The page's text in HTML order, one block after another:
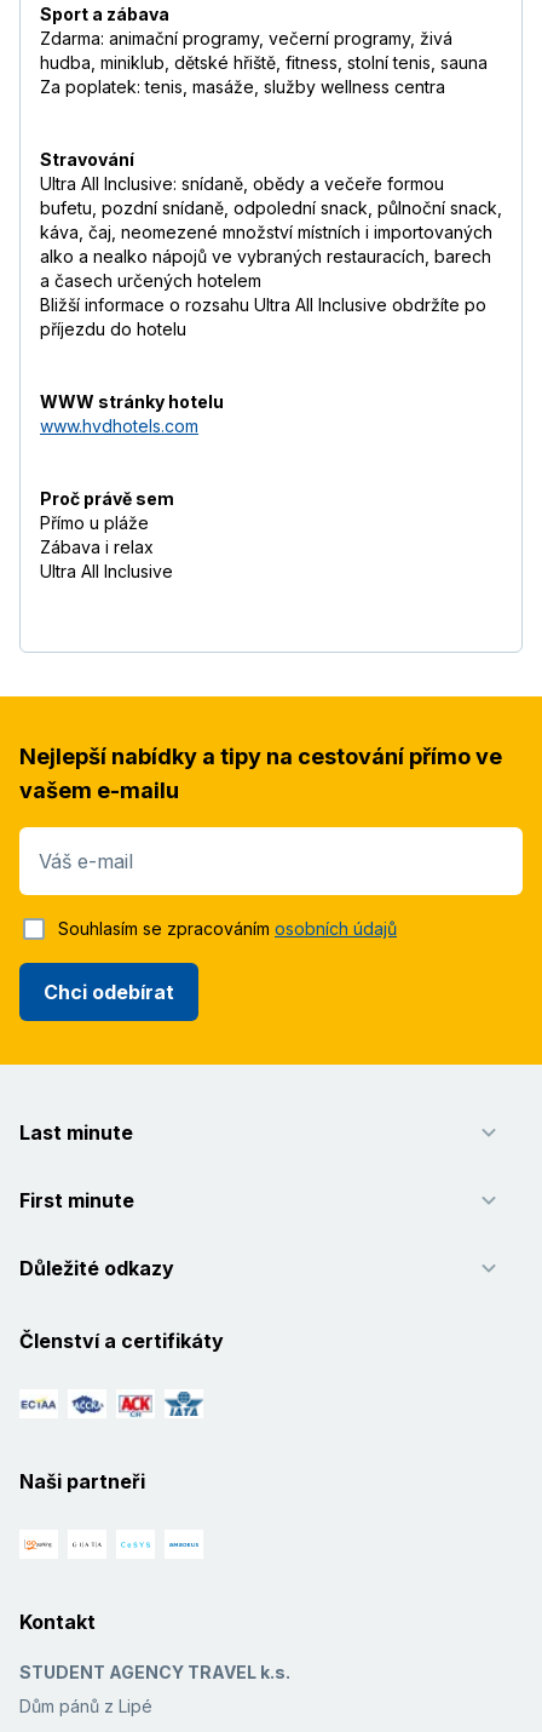
Sport a zábava
Zdarma: animační programy, večerní programy, živá
hudba, miniklub, dětské hřiště, fitness, stolní tenis, sauna
Za poplatek: tenis, masáže, služby wellness centra
Stravování
Ultra All Inclusive: snídaně, obědy a večeře formou
bufetu, pozdní snídaně, odpolední snack, půlnoční snack,
káva, čaj, neomezené množství místních i importovaných
alko a nealko nápojů ve vybraných restauracích, barech
a časech určených hotelem
Bližší informace o rozsahu Ultra All Inclusive obdržíte po
příjezdu do hotelu
WWW stránky hotelu
www.hvdhotels.com
Proč právě sem
Přímo u pláže
Zábava i relax
Ultra All Inclusive
Nejlepší nabídky a tipy na cestování přímo ve
vašem e-mailu
Váš e-mail
Chci odebírat
Souhlasím se zpracováním osobních údajů
Last minute
First minute
Důležité odkazy
Členství a certifikáty
Naši partneři
Kontakt
STUDENT AGENCY TRAVEL k.s.
Dům pánů z Lipé